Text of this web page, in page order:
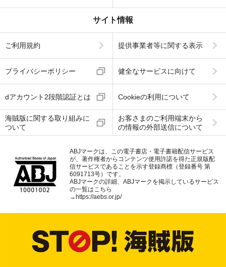
サイト情報
ご利用規約 提供事業者等に関する表示
プライバシーポリシー 健全なサービスに向けて
dアカウント2段階認証とは Cookieの利用について
海賊版に関する取り組みに
ついて
お客さまのご利用端末から
の情報の外部送信について
ABJマークは、この電子書店・電子書籍配信サービス
が、著作権者からコンテンツ使用許諾を得た正規版配
信サービスであることを示す登録商標（登録番号 第
6091713号）です。
ABJマークの詳細、ABJマークを掲示しているサービス
の一覧はこちら
→ https://aebs.or.jp/